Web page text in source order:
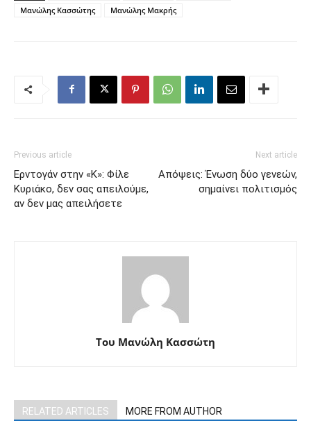
Μανώλης Κασσώτης
Μανώλης Μακρής
Previous article
Ερντογάν στην «Κ»: Φίλε
Κυριάκο, δεν σας απειλούμε,
αν δεν μας απειλήσετε
Next article
Απόψεις: Ένωση δύο γενεών,
σημαίνει πολιτισμός
Του Μανώλη Κασσώτη
RELATED ARTICLES MORE FROM AUTHOR